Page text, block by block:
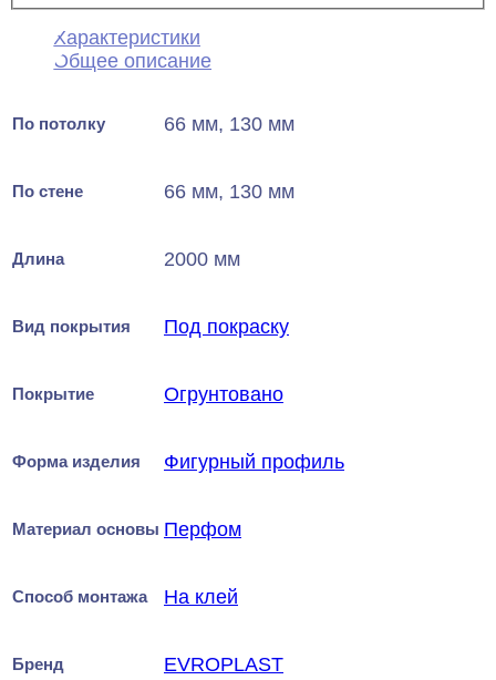
Характеристики
Общее описание
По потолку 66 мм, 130 мм
По стене 66 мм, 130 мм
Длина 2000 мм
Вид покрытия Под покраску
Покрытие Огрунтовано
Форма изделия Фигурный профиль
Материал основы Перфом
Способ монтажа На клей
Бренд EVROPLAST